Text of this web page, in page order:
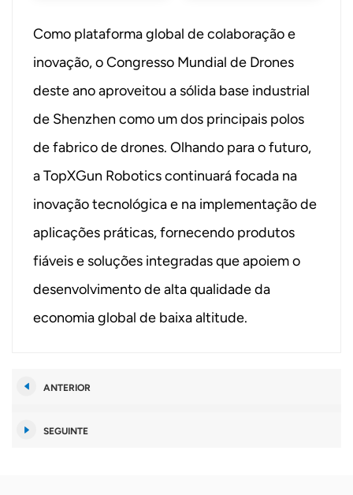
Como plataforma global de colaboração e
inovação, o Congresso Mundial de Drones
deste ano aproveitou a sólida base industrial
de Shenzhen como um dos principais polos
de fabrico de drones. Olhando para o futuro,
a TopXGun Robotics continuará focada na
inovação tecnológica e na implementação de
aplicações práticas, fornecendo produtos
fiáveis ​​e soluções integradas que apoiem o
desenvolvimento de alta qualidade da
economia global de baixa altitude.
ANTERIOR
SEGUINTE